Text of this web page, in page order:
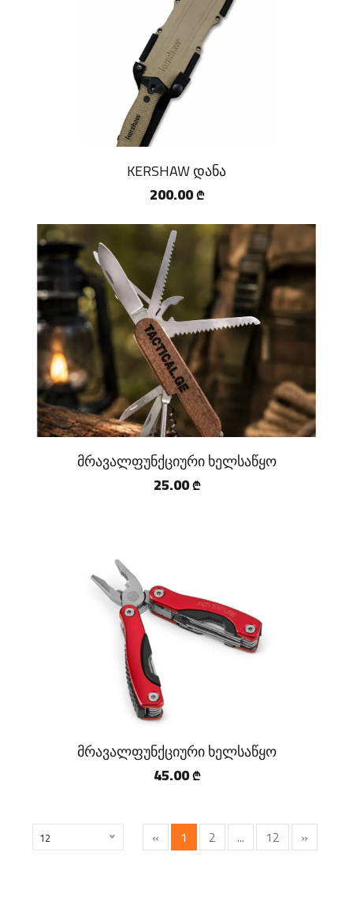
KERSHAW დანა
200.00 ₾
მრავალფუნქციური ხელსაწყო
25.00 ₾
მრავალფუნქციური ხელსაწყო
45.00 ₾
12 « 1 2 ... 12 »